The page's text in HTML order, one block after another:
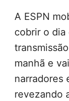
A ESPN
cobrir o dia
manhã e
narradores
revezando